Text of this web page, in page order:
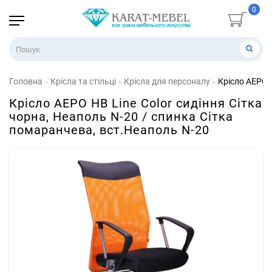
0
Головна Крісла та стільці Крісла для персоналу Крісло АЕРО
Крісло АЕРО HB Line Color сидіння Сітка
чорна, Неаполь N-20 / спинка Сітка
помаранчева, вст.Неаполь N-20